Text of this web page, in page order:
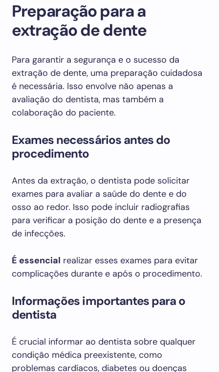
Preparação para a
extração de dente
Para garantir a segurança e o sucesso da
extração de dente, uma preparação cuidadosa
é necessária. Isso envolve não apenas a
avaliação do dentista, mas também a
colaboração do paciente.
Exames necessários antes do
procedimento
Antes da extração, o dentista pode solicitar
exames para avaliar a saúde do dente e do
osso ao redor. Isso pode incluir radiografias
para verificar a posição do dente e a presença
de infecções.
É essencial realizar esses exames para evitar
complicações durante e após o procedimento.
Informações importantes para o
dentista
É crucial informar ao dentista sobre qualquer
condição médica preexistente, como
problemas cardíacos, diabetes ou doenças